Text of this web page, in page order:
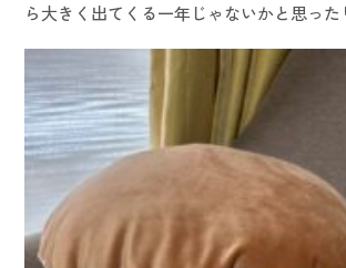
ら大きく出てくる一年じゃないかと思っ